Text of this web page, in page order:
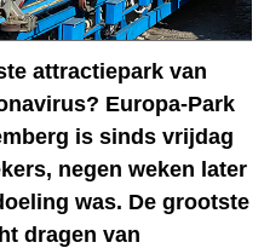
attractiepark van
Europa-Park
is sinds vrijdag
negen weken later
was. De grootste
dragen van